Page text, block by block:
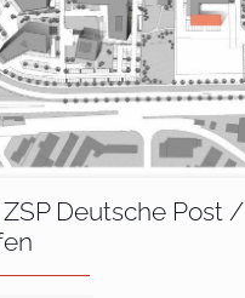
Deutsche Post /